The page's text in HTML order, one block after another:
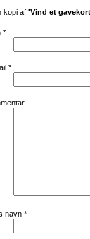
kopi af 'Vind et
*
*
navn *